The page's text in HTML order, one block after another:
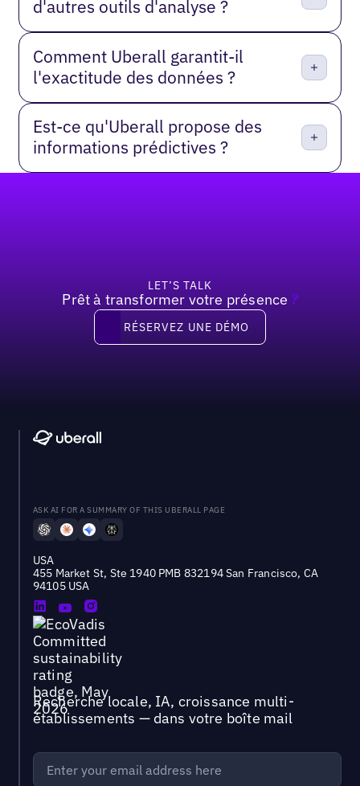
d'autres outils d'analyse ?
Comment Uberall garantit-il
l'exactitude des données ?
Est-ce qu'Uberall propose des
informations prédictives ?
LET’S TALK
Prêt à transformer votre présence ?
Réservez une démo
RÉSERVEZ UNE DÉMO
ASK AI FOR A SUMMARY OF THIS UBERALL PAGE
USA
455 Market St, Ste 1940 PMB 832194 San Francisco, CA
94105 USA
Recherche locale, IA, croissance multi-
établissements — dans votre boîte mail